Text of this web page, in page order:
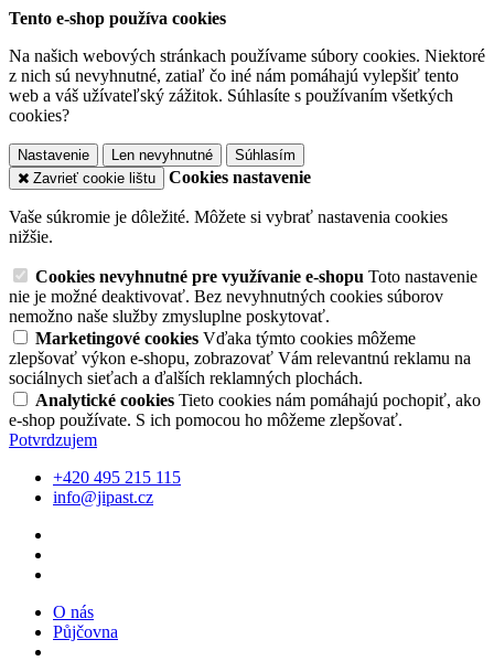
Tento e-shop používa cookies
Na našich webových stránkach používame súbory cookies. Niektoré
z nich sú nevyhnutné, zatiaľ čo iné nám pomáhajú vylepšiť tento
web a váš užívateľský zážitok. Súhlasíte s používaním všetkých
cookies?
Nastavenie Len nevyhnutné
Súhlasím
Zavrieť cookie lištu
Cookies nastavenie
Vaše súkromie je dôležité. Môžete si vybrať nastavenia cookies
nižšie.
Cookies nevyhnutné pre využívanie e-shopu Toto nastavenie
nie je možné deaktivovať. Bez nevyhnutných cookies súborov
nemožno naše služby zmysluplne poskytovať.
Marketingové cookies Vďaka týmto cookies môžeme
zlepšovať výkon e-shopu, zobrazovať Vám relevantnú reklamu na
sociálnych sieťach a ďalších reklamných plochách.
Analytické cookies Tieto cookies nám pomáhajú pochopiť, ako
e-shop používate. S ich pomocou ho môžeme zlepšovať.
Potvrdzujem
+420 495 215 115
info@jipast.cz
O nás
Půjčovna